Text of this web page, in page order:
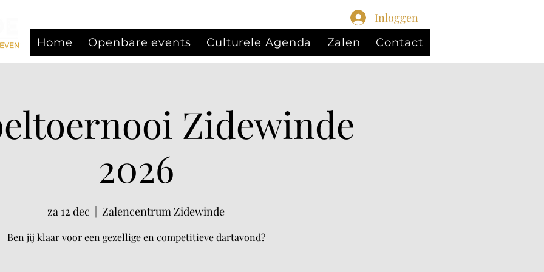
Home Openbare events Culturele Agenda Zalen Contact
Inloggen
Zidewinde
2026
za 12 dec
  |
Zalencentrum Zidewinde
Ben jij klaar voor een gezellige en competitieve dartavond?